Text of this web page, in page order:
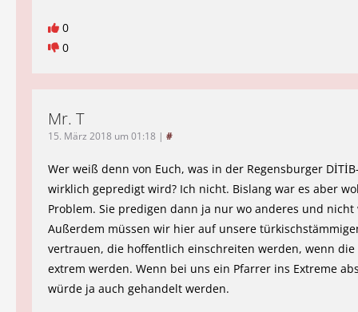
0
0
Mr. T
15. März 2018 um 01:18 | #
Wer weiß denn von Euch, was in der Regensburger
wirklich gepredigt wird? Ich nicht. Bislang war es aber
Problem. Sie predigen dann ja nur wo anderes und nicht
Außerdem müssen wir hier auf unsere
vertrauen, die hoffentlich einschreiten werden, wenn
extrem werden. Wenn bei uns ein Pfarrer ins Extreme
würde ja auch gehandelt werden.